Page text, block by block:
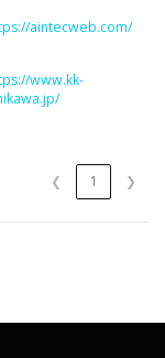
aintecweb.com/
www.kk-
❮ 1 ❯